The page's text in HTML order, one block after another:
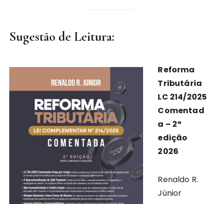
Sugestão de Leitura:
Reforma
Tributária
LC 214/2025
Comentad
a – 2ª
edição
2026
Renaldo R.
Júnior